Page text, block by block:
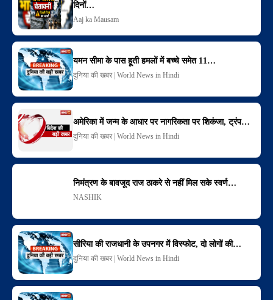
दिनों…
Aaj ka Mausam
यमन सीमा के पास हूती हमलों में बच्चे समेत 11…
दुनिया की खबर | World News in Hindi
अमेरिका में जन्म के आधार पर नागरिकता पर शिकंजा, ट्रंप…
दुनिया की खबर | World News in Hindi
निमंत्रण के बावजूद राज ठाकरे से नहीं मिल सके स्वर्ण…
NASHIK
सीरिया की राजधानी के उपनगर में विस्फोट, दो लोगों की…
दुनिया की खबर | World News in Hindi